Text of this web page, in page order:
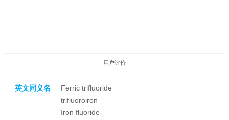
用户评价
英文同义名
Ferric trifluoride
trifluoroiron
Iron fluoride